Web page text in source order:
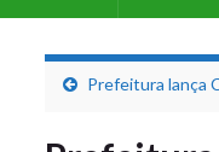
Prefeitura lança